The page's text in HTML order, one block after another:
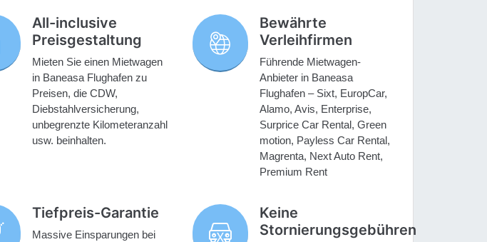
All-inclusive
Preisgestaltung
Mieten Sie einen Mietwagen
in Baneasa Flughafen zu
Preisen, die CDW,
Diebstahlversicherung,
unbegrenzte Kilometeranzahl
usw. beinhalten.
Bewährte
Verleihfirmen
Führende Mietwagen-
Anbieter in Baneasa
Flughafen – Sixt, EuropCar,
Alamo, Avis, Enterprise,
Surprice Car Rental, Green
motion, Payless Car Rental,
Magrenta, Next Auto Rent,
Premium Rent
Tiefpreis-Garantie
Massive Einsparungen bei
Keine
Stornierungsgebühren